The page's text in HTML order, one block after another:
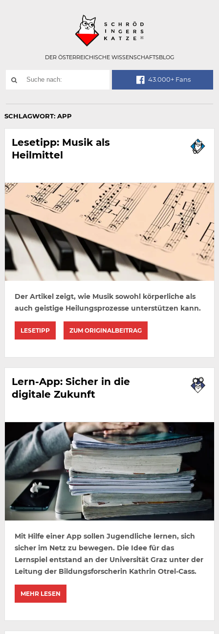
DER ÖSTERREICHISCHE WISSENSCHAFTSBLOG
SUCHE
43.000+ Fans
SCHLAGWORT: APP
Lesetipp: Musik als
Heilmittel
Der Artikel zeigt, wie Musik sowohl körperliche als
auch geistige Heilungsprozesse unterstützen kann.
LESETIPP ZUM ORIGINALBEITRAG
Lern-App: Sicher in die
digitale Zukunft
Mit Hilfe einer App sollen Jugendliche lernen, sich
sicher im Netz zu bewegen. Die Idee für das
Lernspiel entstand an der Universität Graz unter der
Leitung der Bildungsforscherin Kathrin Otrel-Cass.
MEHR LESEN